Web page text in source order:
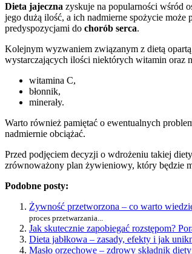
Dieta jajeczna zyskuje na popularności wśród
jego dużą ilość, a ich nadmierne spożycie
predyspozycjami do chorób serca.
Kolejnym wyzwaniem związanym z dietą
wystarczających ilości niektórych witamin oraz
witamina C,
błonnik,
minerały.
Warto również pamiętać o ewentualnych
nadmiernie obciążać.
Przed podjęciem decyzji o wdrożeniu takiej
zrównoważony plan żywieniowy, który będzie
Podobne posty:
Żywność przetworzona – co warto
proces przetwarzania...
Jak skutecznie zapobiegać rozstępom?
Dieta jabłkowa – zasady, efekty i jak
Masło orzechowe – zdrowy składnik